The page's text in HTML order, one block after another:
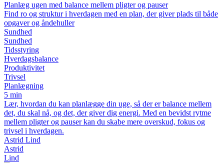
Planlæg ugen med balance mellem pligter og pauser
Find ro og struktur i hverdagen med en plan, der giver plads til både
opgaver og åndehuller
Sundhed
Sundhed
Tidsstyring
Hverdagsbalance
Produktivitet
Trivsel
Planlægning
5 min
Lær, hvordan du kan planlægge din uge, så der er balance mellem
det, du skal nå, og det, der giver dig energi. Med en bevidst rytme
mellem pligter og pauser kan du skabe mere overskud, fokus og
trivsel i hverdagen.
Astrid Lind
Astrid
Lind